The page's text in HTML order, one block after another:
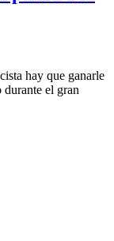
hay que ganarle
durante el gran